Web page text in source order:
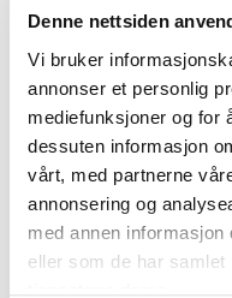
Denne nettsiden
Vi bruker
annonser et personlig
mediefunksjoner og for
dessuten informasjon
vårt, med partnerne
annonsering og
med annen
eller som de har
kr 594 kr 699